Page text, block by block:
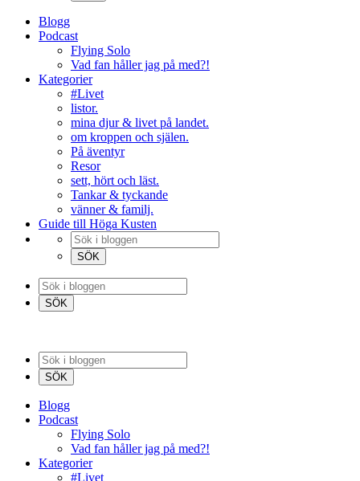
Blogg
Podcast
Flying Solo
Vad fan håller jag på med?!
Kategorier
#Livet
listor.
mina djur & livet på landet.
om kroppen och själen.
På äventyr
Resor
sett, hört och läst.
Tankar & tyckande
vänner & familj.
Guide till Höga Kusten
Blogg
Podcast
Flying Solo
Vad fan håller jag på med?!
Kategorier
#Livet